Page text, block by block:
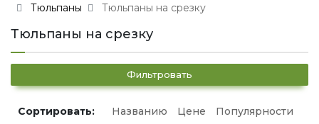
Тюльпаны
Тюльпаны на срезку
Тюльпаны на срезку
Фильтровать
Сортировать: Названию Цене Популярности